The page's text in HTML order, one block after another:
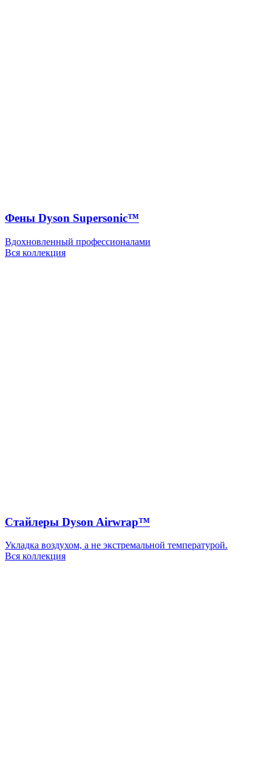
Фены Dyson Supersonic™
Вдохновленный профессионалами
Вся коллекция
Стайлеры Dyson Airwrap™
Укладка воздухом, а не экстремальной температурой.
Вся коллекция